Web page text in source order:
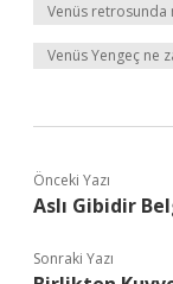
Venüs retrosunda
Venüs Yengeç ne
Önceki Yazı
Aslı Gibidir
Sonraki Yazı